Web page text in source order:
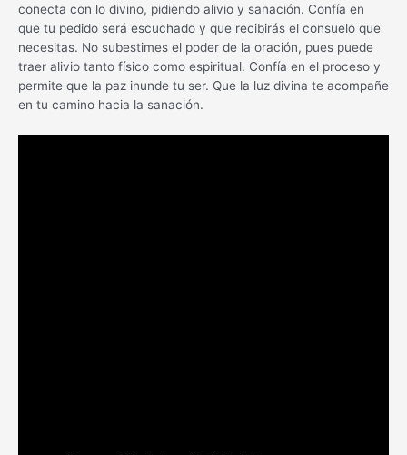
conecta con lo divino, pidiendo alivio y sanación. Confía en
que tu pedido será escuchado y que recibirás el consuelo que
necesitas. No subestimes el poder de la oración, pues puede
traer alivio tanto físico como espiritual. Confía en el proceso y
permite que la paz inunde tu ser. Que la luz divina te acompañe
en tu camino hacia la sanación.